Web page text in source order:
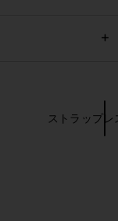
ストラップ